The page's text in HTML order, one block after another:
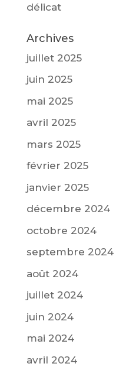
délicat
Archives
juillet 2025
juin 2025
mai 2025
avril 2025
mars 2025
février 2025
janvier 2025
décembre 2024
octobre 2024
septembre 2024
août 2024
juillet 2024
juin 2024
mai 2024
avril 2024